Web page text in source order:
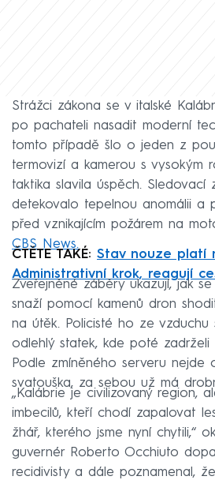
Strážci zákona se v italské
po pachateli nasadit moderní
tomto případě šlo o jeden z
termovizí a kamerou s vysokým
taktika slavila úspěch. Sledovací
detekovalo tepelnou anomálii a
před vznikajícím požárem na
CBS News.
ČTĚTE TAKÉ: Stav nouze platí
Administrativní krok, reagují
Zveřejněné záběry ukazují, jak
snaží pomocí kamenů dron
na útěk. Policisté ho ze vzduchu
odlehlý statek, kde poté
Podle zmíněného serveru nejde
svatouška, za sebou už má
„Kalábrie je civilizovaný region,
imbecilů, kteří chodí zapalovat
žhář, kterého jsme nyní chytili,“
guvernér Roberto Occhiuto
recidivisty a dále poznamenal,